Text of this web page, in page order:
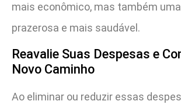
mais econômico, mas também
prazerosa e mais saudável.
Reavalie Suas Despesas e
Novo Caminho
Ao eliminar ou reduzir essas